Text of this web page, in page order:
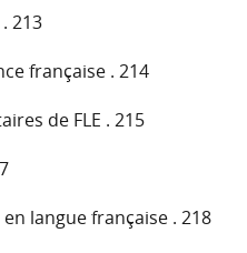
213
française . 214
de FLE . 215
en langue française . 218